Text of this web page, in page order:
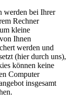
werden bei Ihrer
Rechner
kleine
Ihnen
werden und
(hier durch uns),
können keine
Computer
insgesamt